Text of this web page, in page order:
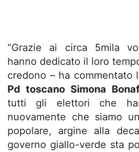
“Grazie ai circa 5mila
hanno dedicato il loro
credono – ha commentato
Pd toscano Simona
tutti gli elettori che
nuovamente che siamo
popolare, argine alla
governo giallo-verde sta